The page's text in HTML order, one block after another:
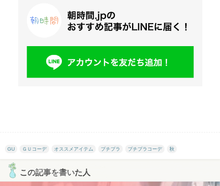
GU ＧＵコーデ オススメアイテム プチプラ プチプラコーデ 秋
この記事を書いた人